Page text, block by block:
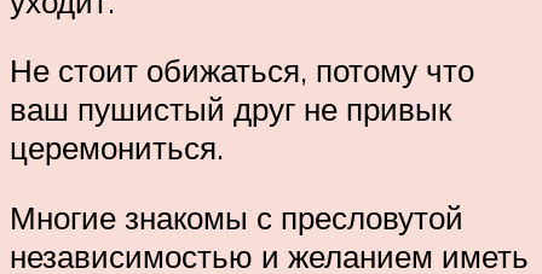
Не стоит обижаться, потому что
ваш пушистый друг не привык
церемониться.
Многие знакомы с пресловутой
независимостью и желанием иметь